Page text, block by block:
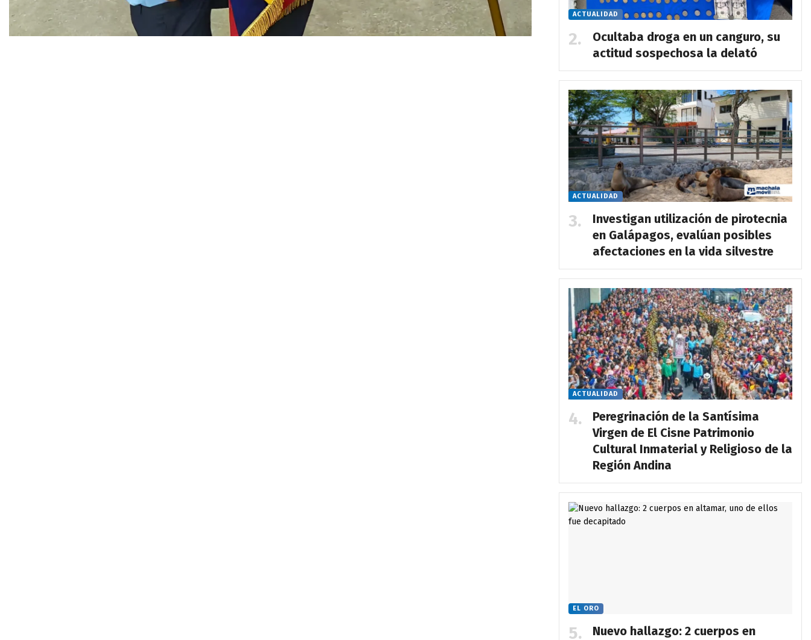
ACTUALIDAD
Ocultaba droga en un canguro, su
actitud sospechosa la delató
ACTUALIDAD
Investigan utilización de pirotecnia
en Galápagos, evalúan posibles
afectaciones en la vida silvestre
ACTUALIDAD
Peregrinación de la Santísima
Virgen de El Cisne Patrimonio
Cultural Inmaterial y Religioso de la
Región Andina
EL ORO
Nuevo hallazgo: 2 cuerpos en